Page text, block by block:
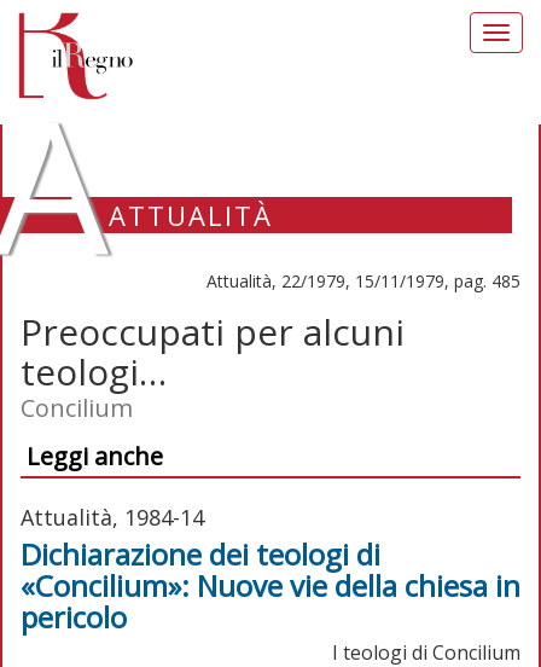
ATTUALITÀ
Attualità, 22/1979, 15/11/1979, pag. 485
Preoccupati per alcuni
teologi…
Concilium
Leggi anche
Attualità, 1984-14
Dichiarazione dei teologi di
«Concilium»: Nuove vie della chiesa in
pericolo
I teologi di Concilium